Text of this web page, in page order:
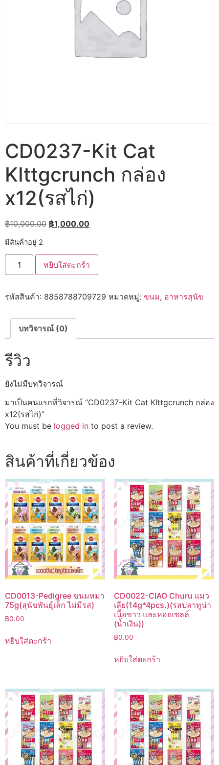
CD0237-Kit Cat
KIttgcrunch กล่อง
x12(รสไก่)
฿10,000.00 Original
฿10,000.00.
฿1,000.00Current
฿1,000.00.
มีสินค้าอยู่ 2
จำนวน
CD0237-
Kit
กล่อง
ชิ้น
หยิบใส่ตะกร้า
รหัสสินค้า: 8858788709729 หมวดหมู่: ขนม, อาหารสุนัข
บทวิจารณ์ (0)
รีวิว
ยังไม่มีบทวิจารณ์
มาเป็นคนแรกที่วิจารณ์ “CD0237-Kit Cat KIttgcrunch กล่อง
x12(รสไก่)”
You must be logged in to post a review.
สินค้าที่เกี่ยวข้อง
CD0013-Pedigree ขนมหมา
75g(สุนัขพันธุ์เล็ก ไม่มีรส)
฿0.00
หยิบใส่ตะกร้า
CD0022-CIAO Churu แมว
เลีย(14g*4pcs.)(รสปลาทูน่า
เนื้อขาว และหอยเชลล์
(น้ำเงิน))
฿0.00
หยิบใส่ตะกร้า